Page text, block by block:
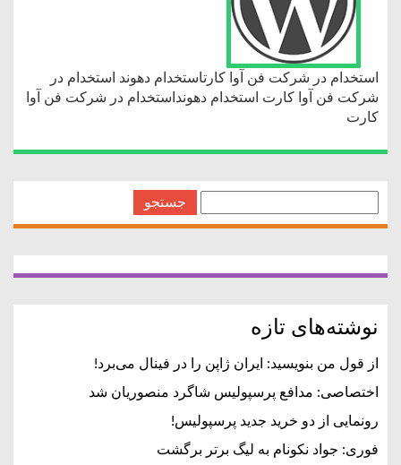
استخدام در شرکت فن آوا کارتاستخدام دهوند استخدام در
شرکت فن آوا کارت استخدام دهونداستخدام در شرکت فن آوا
کارت
نوشته‌های تازه
از قول من بنویسید: ایران ژاپن را در فینال می‌برد!
اختصاصی: مدافع پرسپولیس شاگرد منصوریان شد
رونمایی از دو خرید جدید پرسپولیس!
فوری: جواد نکونام به لیگ برتر برگشت